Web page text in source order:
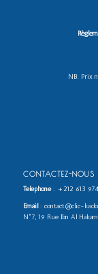
NB: Prix
CONTACTEZ-NOUS
Téléphone: +212 613
Email: contact@clic-
N°7, 19 Rue Ibn Al